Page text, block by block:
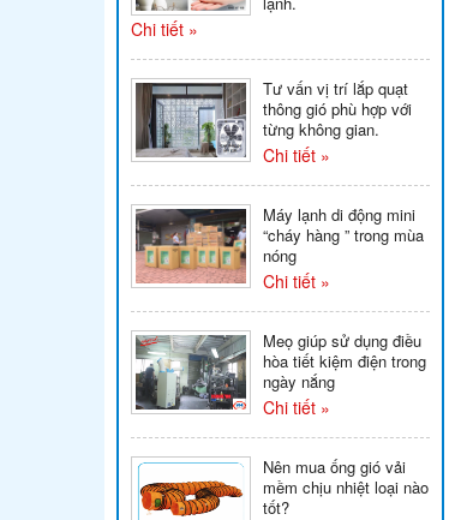
Chi tiết »
Tư vấn vị trí lắp quạt
thông gió phù hợp với
từng không gian.
Chi tiết »
Máy lạnh di động mini
“cháy hàng ” trong mùa
nóng
Chi tiết »
Meọ giúp sử dụng điều
hòa tiết kiệm điện trong
ngày nắng
Chi tiết »
Nên mua ống gió vải
mềm chịu nhiệt loại nào
tốt?